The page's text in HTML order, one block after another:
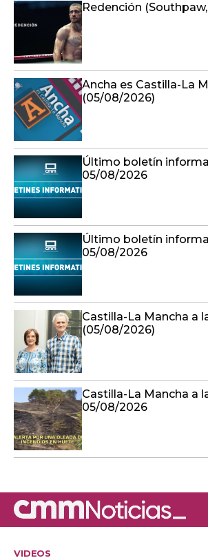
Redención (Southpaw,
Ancha es Castilla-La
(05/08/2026)
Último boletín
05/08/2026
Último boletín
05/08/2026
Castilla-La Mancha a
(05/08/2026)
Castilla-La Mancha a
05/08/2026
VIDEOS